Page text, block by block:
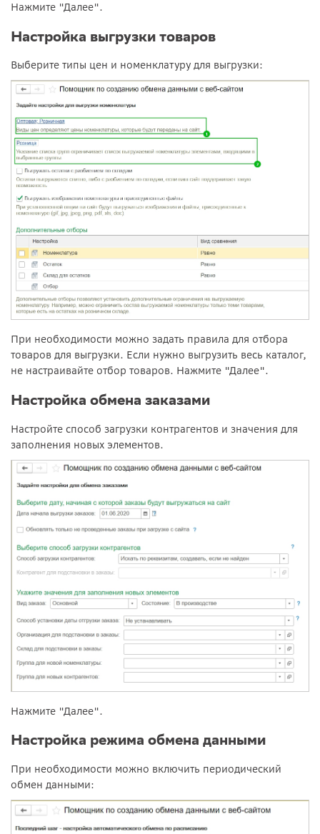
Нажмите "Далее".
Настройка выгрузки товаров
Выберите типы цен и номенклатуру для выгрузки:
При необходимости можно задать правила для отбора
товаров для выгрузки. Если нужно выгрузить весь каталог,
не настраивайте отбор товаров. Нажмите "Далее".
Настройка обмена заказами
Настройте способ загрузки контрагентов и значения для
заполнения новых элементов.
Нажмите "Далее".
Настройка режима обмена данными
При необходимости можно включить периодический
обмен данными: